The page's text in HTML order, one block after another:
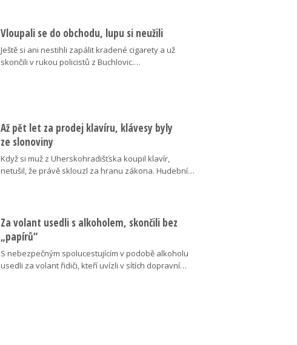
Vloupali se do obchodu, lupu si neužili
Ještě si ani nestihli zapálit kradené cigarety a už
skončili v rukou policistů z Buchlovic.…
Až pět let za prodej klavíru, klávesy byly
ze slonoviny
Když si muž z Uherskohradišťska koupil klavír,
netušil, že právě sklouzl za hranu zákona. Hudební…
Za volant usedli s alkoholem, skončili bez
„papírů“
S nebezpečným spolucestujícím v podobě alkoholu
usedli za volant řidiči, kteří uvízli v sítích dopravní…